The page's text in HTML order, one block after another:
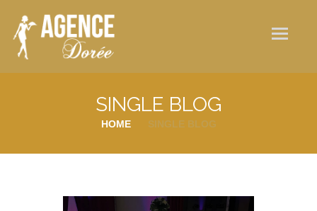
Qui sommes-nous ?
Nos services
SINGLE BLOG
HOME SINGLE BLOG